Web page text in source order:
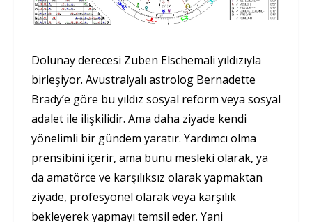
Dolunay derecesi Zuben Elschemali yıldızıyla
birleşiyor. Avustralyalı astrolog Bernadette
Brady’e göre bu yıldız sosyal reform veya sosyal
adalet ile ilişkilidir. Ama daha ziyade kendi
yönelimli bir gündem yaratır. Yardımcı olma
prensibini içerir, ama bunu mesleki olarak, ya
da amatörce ve karşılıksız olarak yapmaktan
ziyade, profesyonel olarak veya karşılık
bekleyerek yapmayı temsil eder. Yani